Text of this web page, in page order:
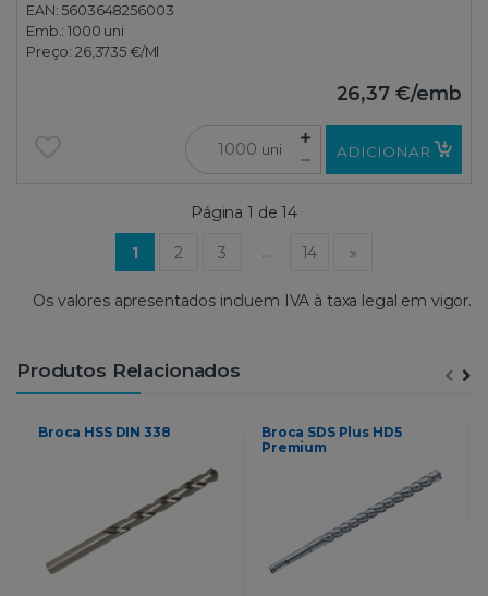
EAN: 5603648256003
Emb.:1000 uni
Preço: 26,3735 €/Ml
26,37 €/emb
uni ADICIONAR
Página 1 de 14
1(current)
2 3 … 14 »
Os valores apresentados incluem IVA à taxa legal em vigor.
Produtos Relacionados
Broca HSS DIN 338
Broca SDS Plus HD5
Premium